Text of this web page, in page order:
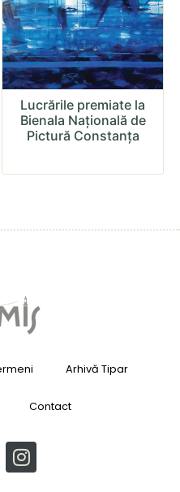
Lucrările premiate la
Bienala Națională de
Pictură Constanța
Arhivă Tipar
Contact